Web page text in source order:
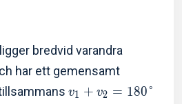
ligger bredvid varandra
har ett gemensamt
v1 + v2 = 180°